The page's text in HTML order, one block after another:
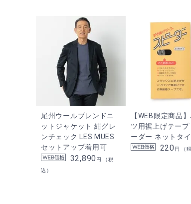
尾州ウールブレンドニ
ットジャケット 紺グレ
ンチェック LES MUES
セットアップ着用可
32,890 円 （税
込）
【WEB限定商品
ツ用裾上げテープ
ーダー ネットタ
220 円 （